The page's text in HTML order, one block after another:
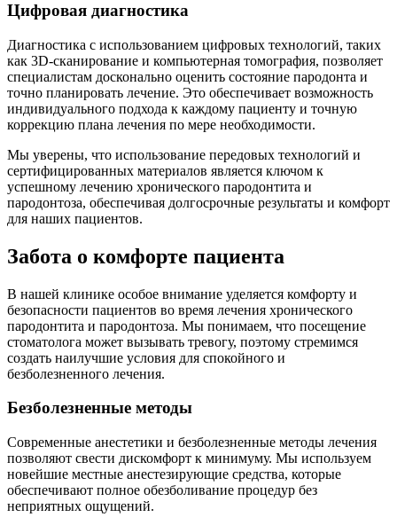
Цифровая диагностика
Диагностика с использованием цифровых технологий, таких
как 3D-сканирование и компьютерная томография, позволяет
специалистам досконально оценить состояние пародонта и
точно планировать лечение. Это обеспечивает возможность
индивидуального подхода к каждому пациенту и точную
коррекцию плана лечения по мере необходимости.
Мы уверены, что использование передовых технологий и
сертифицированных материалов является ключом к
успешному лечению хронического пародонтита и
пародонтоза, обеспечивая долгосрочные результаты и комфорт
для наших пациентов.
Забота о комфорте пациента
В нашей клинике особое внимание уделяется комфорту и
безопасности пациентов во время лечения хронического
пародонтита и пародонтоза. Мы понимаем, что посещение
стоматолога может вызывать тревогу, поэтому стремимся
создать наилучшие условия для спокойного и
безболезненного лечения.
Безболезненные методы
Современные анестетики и безболезненные методы лечения
позволяют свести дискомфорт к минимуму. Мы используем
новейшие местные анестезирующие средства, которые
обеспечивают полное обезболивание процедур без
неприятных ощущений.